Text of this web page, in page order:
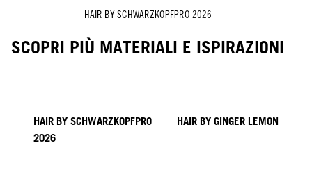
HAIR BY SCHWARZKOPFPRO 2026
SCOPRI PIÙ MATERIALI E ISPIRAZIONI
HAIR BY SCHWARZKOPFPRO
2026
HAIR BY GINGER LEMON